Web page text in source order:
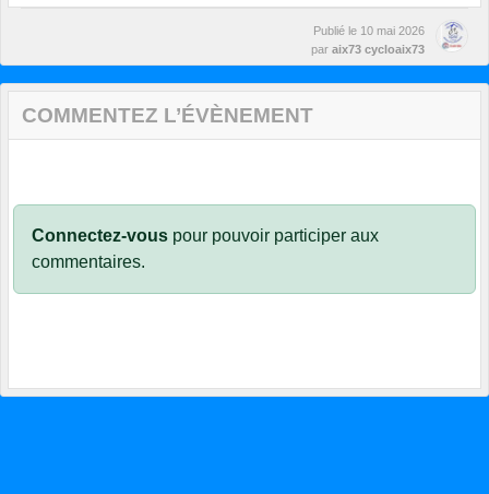
Publié le 10 mai 2026
par aix73 cycloaix73
COMMENTEZ L’ÉVÈNEMENT
Connectez-vous pour pouvoir participer aux
commentaires.